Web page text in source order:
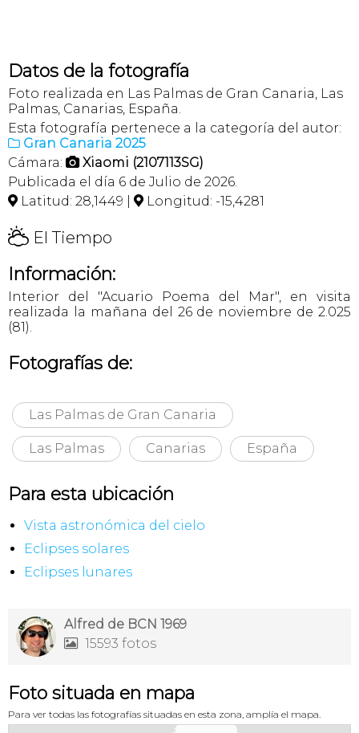
Datos de la fotografía
Foto realizada en Las Palmas de Gran Canaria, Las
Palmas, Canarias, España.
Esta fotografía pertenece a la categoría del autor:
 Gran Canaria 2025
Cámara:  Xiaomi (2107113SG)
Publicada el día 6 de Julio de 2026.
 Latitud: 28,1449 |  Longitud: -15,4281
H El Tiempo
Información:
Interior del "Acuario Poema del Mar", en visita
realizada la mañana del 26 de noviembre de 2.025
(81).
Fotografías de:
Las Palmas de Gran Canaria
Las Palmas Canarias España
Para esta ubicación
Vista astronómica del cielo
Eclipses solares
Eclipses lunares
Alfred de BCN 1969
 15593 fotos
Foto situada en mapa
Para ver todas las fotografías situadas en esta zona, amplía el mapa.